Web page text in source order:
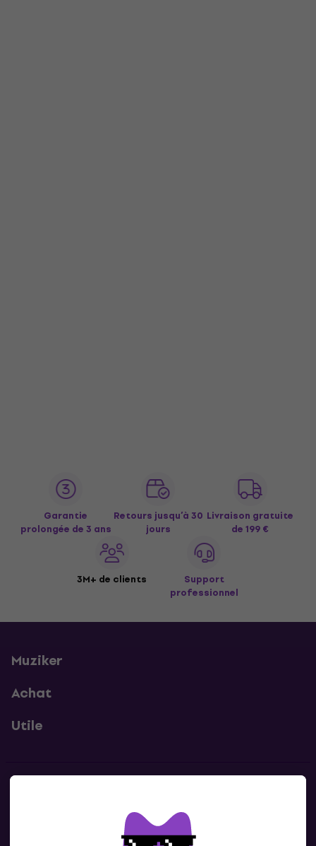
Garantie
prolongée de 3 ans
Retours jusqu’à 30
jours
Livraison gratuite
de 199 €
3M+ de clients
Support
professionnel
Muziker
Achat
Utile
Contacte nous